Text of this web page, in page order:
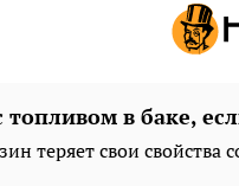
топливом в баке,
теряет свои свойства